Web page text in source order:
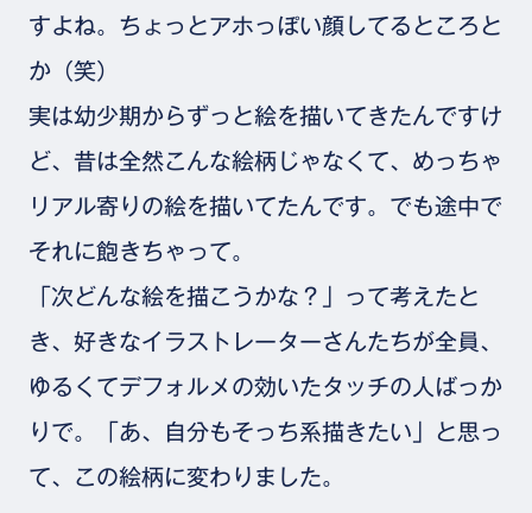
すよね。ちょっとアホっぽい顔してるところと
か（笑）
実は幼少期からずっと絵を描いてきたんですけ
ど、昔は全然こんな絵柄じゃなくて、めっちゃ
リアル寄りの絵を描いてたんです。でも途中で
それに飽きちゃって。
「次どんな絵を描こうかな？」って考えたと
き、好きなイラストレーターさんたちが全員、
ゆるくてデフォルメの効いたタッチの人ばっか
りで。「あ、自分もそっち系描きたい」と思っ
て、この絵柄に変わりました。